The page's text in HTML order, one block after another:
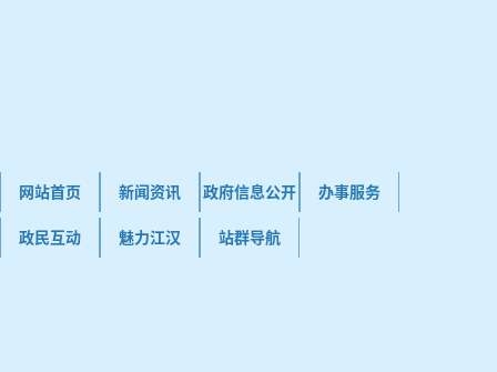
网站首页 新闻资讯 政府信息公开 办事服务
政民互动 魅力江汉 站群导航